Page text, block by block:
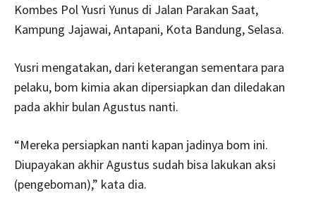
Kombes Pol Yusri Yunus di Jalan Parakan Saat,
Kampung Jajawai, Antapani, Kota Bandung, Selasa.
Yusri mengatakan, dari keterangan sementara para
pelaku, bom kimia akan dipersiapkan dan diledakan
pada akhir bulan Agustus nanti.
“Mereka persiapkan nanti kapan jadinya bom ini.
Diupayakan akhir Agustus sudah bisa lakukan aksi
(pengeboman),” kata dia.